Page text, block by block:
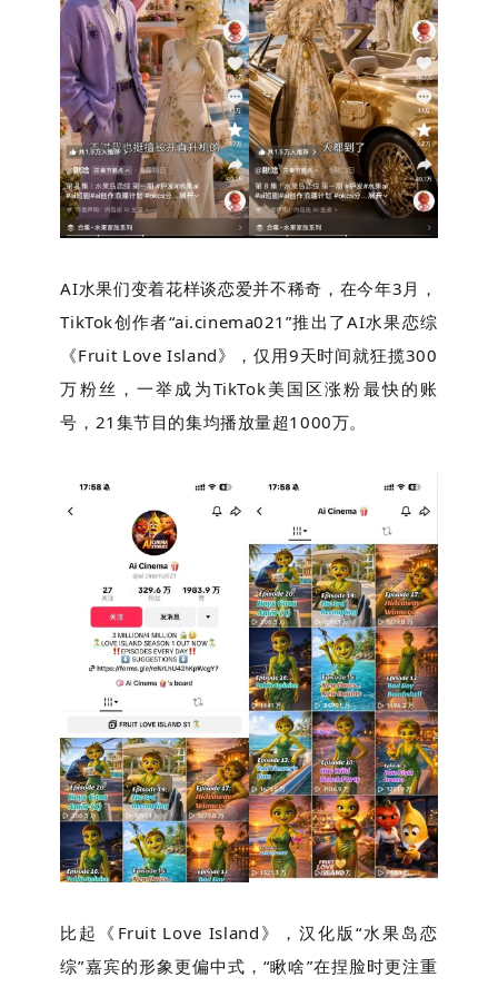
AI水果们变着花样谈恋爱并不稀奇，在今年3月，
TikTok创作者“ai.cinema021”推出了AI水果恋综
《Fruit Love Island》，仅用9天时间就狂揽300
万粉丝，一举成为TikTok美国区涨粉最快的账
号，21集节目的集均播放量超1000万。
比起《Fruit Love Island》，汉化版“水果岛恋
综”嘉宾的形象更偏中式，“瞅啥”在捏脸时更注重